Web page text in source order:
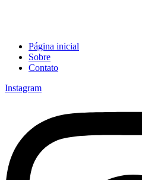
Página inicial
Sobre
Contato
Instagram